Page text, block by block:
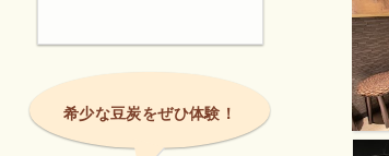
希少な豆炭をぜひ体験！